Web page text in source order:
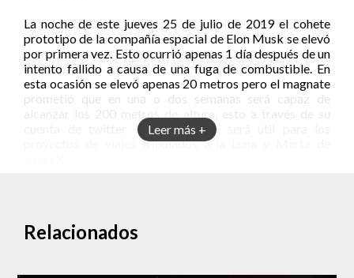
Leer más +
La noche de este jueves 25 de julio de 2019 el cohete
prototipo de la compañía espacial de Elon Musk se elevó
por primera vez. Esto ocurrió apenas 1 día después de un
intento fallido a causa de una fuga de combustible. En
esta ocasión se elevó apenas 20 metros pero el magnate
prometió que en una o dos semanas será capaz de
cuenta de twitter. Este prototipo será útil para los
proyectos de viajes tripulados a la Luna y Marte de
Starhopper exitosa) fue el mensaje de confirmación de
Musk en Twitter, posteriormente añadió “Water towers
¡¡jaja!!). Este comentario se debe a la forma del
Relacionados